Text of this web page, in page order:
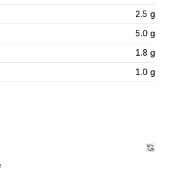
2.5 g
5.0 g
1.8 g
1.0 g
225g Kims'